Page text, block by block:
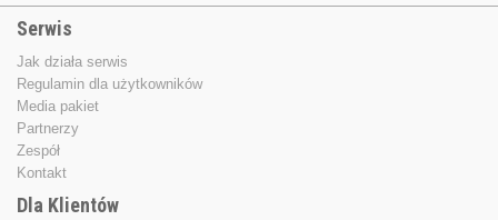
Serwis
Jak działa serwis
Regulamin dla użytkowników
Media pakiet
Partnerzy
Zespół
Kontakt
Dla Klientów